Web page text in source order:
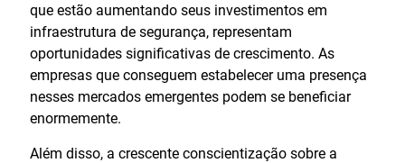
que estão aumentando seus investimentos em
infraestrutura de segurança, representam
oportunidades significativas de crescimento. As
empresas que conseguem estabelecer uma presença
nesses mercados emergentes podem se beneficiar
enormemente.
Além disso, a crescente conscientização sobre a